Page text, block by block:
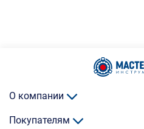
О компании
Покупателям